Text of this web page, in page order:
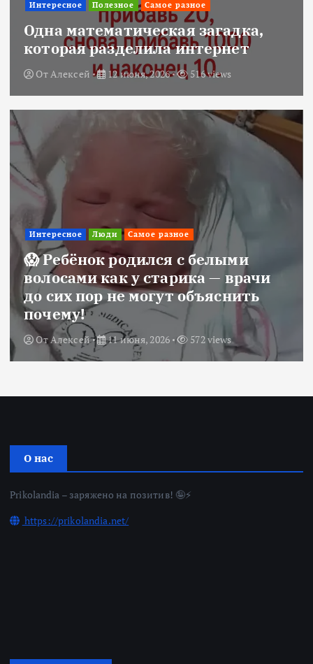
Интересное Полезное Самое разное
Одна математическая загадка,
которая разделила интернет
ОтАлексей 12 июня, 2026 516 views
Интересное Люди Самое разное
😱 Ребёнок родился с белыми
волосами как у старика — врачи
до сих пор не могут объяснить
почему!
ОтАлексей 11 июня, 2026 572 views
О нас
Prikolandia – заряжено на позитив! 🤪⚡
https://prikolandia.net/